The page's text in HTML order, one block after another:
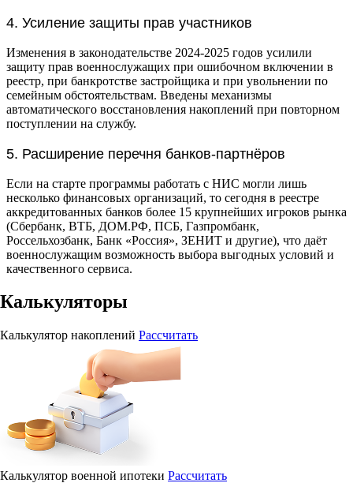
4. Усиление защиты прав участников
Изменения в законодательстве 2024-2025 годов усилили
защиту прав военнослужащих при ошибочном включении в
реестр, при банкротстве застройщика и при увольнении по
семейным обстоятельствам. Введены механизмы
автоматического восстановления накоплений при повторном
поступлении на службу.
5. Расширение перечня банков-партнёров
Если на старте программы работать с НИС могли лишь
несколько финансовых организаций, то сегодня в реестре
аккредитованных банков более 15 крупнейших игроков рынка
(Сбербанк, ВТБ, ДОМ.РФ, ПСБ, Газпромбанк,
Россельхозбанк, Банк «Россия», ЗЕНИТ и другие), что даёт
военнослужащим возможность выбора выгодных условий и
качественного сервиса.
Калькуляторы
Калькулятор накоплений Рассчитать
Калькулятор военной ипотеки Рассчитать